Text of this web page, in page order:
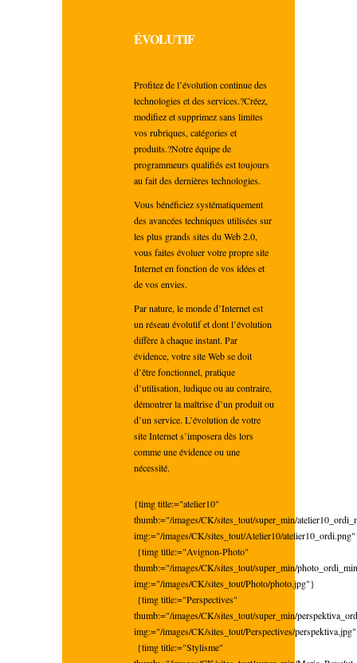
ÉVOLUTIF
Profitez de l’évolution continue des
technologies et des services.?Créez,
modifiez et supprimez sans limites
vos rubriques, catégories et
produits.?Notre équipe de
programmeurs qualifiés est toujours
au fait des dernières technologies.
Vous bénéficiez systématiquement
des avancées techniques utilisées sur
les plus grands sites du Web 2.0,
vous faites évoluer votre propre site
Internet en fonction de vos idées et
de vos envies.
Par nature, le monde d’Internet est
un réseau évolutif et dont l’évolution
diffère à chaque instant. Par
évidence, votre site Web se doit
d’être fonctionnel, pratique
d’utilisation, ludique ou au contraire,
démontrer la maîtrise d’un produit ou
d’un service. L’évolution de votre
site Internet s’imposera dès lors
comme une évidence ou une
nécessité.
{timg title:="atelier10"
thumb:="/images/CK/sites_tout/super_min/
img:="/images/CK/sites_tout/Atelier10/
{timg title:="Avignon-Photo"
thumb:="/images/CK/sites_tout/super_min/
img:="/images/CK/sites_tout/Photo/photo.jpg"}
{timg title:="Perspectives"
thumb:="/images/CK/sites_tout/super_min/
img:="/images/CK/sites_tout/Perspectives/
{timg title:="Stylisme"